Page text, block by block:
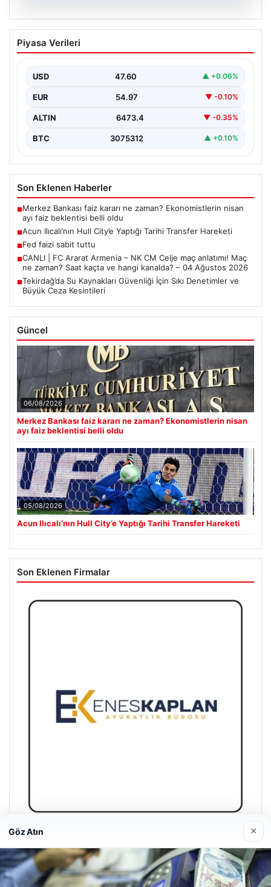
Acun Ilıcalı’nın Hull City’e Yaptığı Tarihi
Transfer Hareketi
kaderini değiştiren önemli adımlar olarak öne çıkar.
Hull…
Piyasa Verileri
USD 47.60 ▲ +0.06%
EUR 54.97 ▼ -0.10%
ALTIN 6473.4 ▼ -0.35%
BTC 3075312 ▲ +0.10%
Son Eklenen Haberler
■Merkez Bankası faiz kararı ne zaman? Ekonomistlerin nisan
ayı faiz beklentisi belli oldu
■Acun Ilıcalı’nın Hull City’e Yaptığı Tarihi Transfer Hareketi
■Fed faizi sabit tuttu
■CANLI | FC Ararat Armenia – NK CM Celje maç anlatımı! Maç
ne zaman? Saat kaçta ve hangi kanalda? – 04 Ağustos 2026
■Tekirdağ’da Su Kaynakları Güvenliği İçin Sıkı Denetimler ve
Büyük Ceza Kesintileri
Güncel
06/08/2026
Merkez Bankası faiz kararı ne zaman? Ekonomistlerin nisan
ayı faiz beklentisi belli oldu
05/08/2026
Acun Ilıcalı’nın Hull City’e Yaptığı Tarihi Transfer Hareketi
Son Eklenen Firmalar
Enes Kaplan Avukatlık Bürosu
28/04/2026
Göz Atın ×